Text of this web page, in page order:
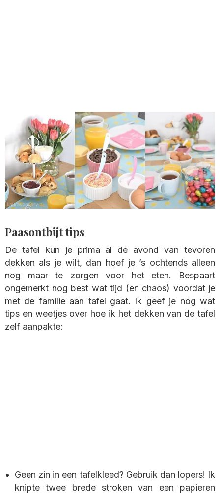
Paasontbijt tips
De tafel kun je prima al de avond van tevoren
dekken als je wilt, dan hoef je ’s ochtends alleen
nog maar te zorgen voor het eten. Bespaart
ongemerkt nog best wat tijd (en chaos) voordat je
met de familie aan tafel gaat. Ik geef je nog wat
tips en weetjes over hoe ik het dekken van de tafel
zelf aanpakte:
Geen zin in een tafelkleed? Gebruik dan lopers! Ik
knipte twee brede stroken van een papieren